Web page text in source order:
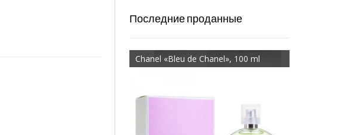
Последние проданные
Chanel «Bleu de Chanel», 100 ml